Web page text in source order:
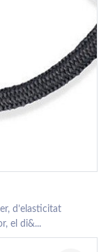
d’elasticitat
el di&...